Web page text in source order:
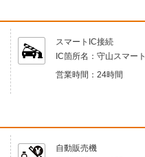
スマートIC接続
IC箇所名： 守山スマート
営業時間： 24時間
自動販売機